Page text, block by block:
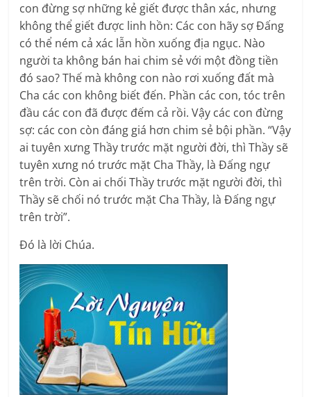
con đừng sợ những kẻ giết được thân xác, nhưng
không thể giết được linh hồn: Các con hãy sợ Ðấng
có thể ném cả xác lẫn hồn xuống địa ngục. Nào
người ta không bán hai chim sẻ với một đồng tiền
đó sao? Thế mà không con nào rơi xuống đất mà
Cha các con không biết đến. Phần các con, tóc trên
đầu các con đã được đếm cả rồi. Vậy các con đừng
sợ: các con còn đáng giá hơn chim sẻ bội phần. “Vậy
ai tuyên xưng Thầy trước mặt người đời, thì Thầy sẽ
tuyên xưng nó trước mặt Cha Thầy, là Ðấng ngự
trên trời. Còn ai chối Thầy trước mặt người đời, thì
Thầy sẽ chối nó trước mặt Cha Thầy, là Ðấng ngự
trên trời”.
Ðó là lời Chúa.